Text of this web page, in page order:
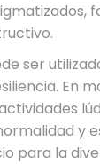
ser
En
y
para la